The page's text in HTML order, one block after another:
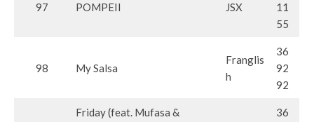
97 POMPEII JSX
11
55
98 My Salsa
Franglis
h
36
92
92
Friday (feat. Mufasa &
36